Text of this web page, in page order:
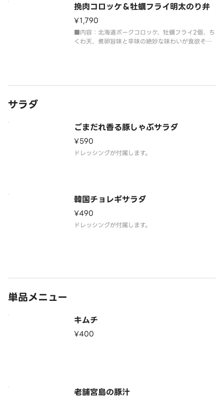
挽肉コロッケ＆牡蠣フライ明太のり弁
¥1,790
■内容：北海道ポークコロッケ、牡蠣フライ2個、ち
くわ天、煮卵旨味と辛味の絶妙な味わいが食欲そそ
サラダ
ごまだれ香る豚しゃぶサラダ
¥590
韓国チョレギサラダ
¥490
単品メニュー
キムチ
¥400
老舗宮島の豚汁